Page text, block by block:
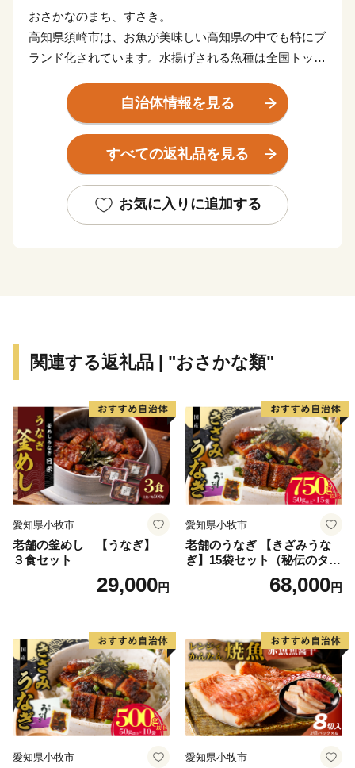
おさかなのまち、すさき。
高知県須崎市は、お魚が美味しい高知県の中でも特にブ
ランド化されています。水揚げされる魚種は全国トップ
す。 池ノ浦や久通で捕れる伊勢えびや、養殖漁業発祥
の地野見湾の鯛やカンパチ、季節限定で食べられるメジ
カの刺身も人気を集め、鮮度抜群の魚貝類を楽しめま
す。また、黒潮の恵みをたっぷり受けた柑橘類、野菜も
★ABCテレビ「頂！キッチン」で【須崎勘八】を特
番組特設ページはこちら！
★ABCテレビ・テレビ朝日系列「朝だ！生です旅サラ
ダ」で【須崎勘八】が紹介されました！
高級カンパチ 「須崎勘八」お刺身用１節 （ぬた付）
高級カンパチ 「須崎勘八」お刺身用 半身
期間限定でしんじょう君のお礼状が付いてくる！その他
自治体情報を見る
すべての返礼品を見る
お気に入りに追加する
関連する返礼品 | "おさかな類"
愛知県小牧市
老舗の釜めし 【うなぎ】
３食セット
29,000円
愛知県小牧市
老舗のうなぎ 【きざみうな
ぎ】15袋セット（秘伝のタレ
68,000円
愛知県小牧市 愛知県小牧市